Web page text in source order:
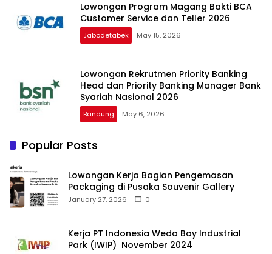
Lowongan Program Magang Bakti BCA
Customer Service dan Teller 2026
Jabodetabek May 15, 2026
Lowongan Rekrutmen Priority Banking
Head dan Priority Banking Manager Bank
Syariah Nasional 2026
Bandung May 6, 2026
Popular Posts
Lowongan Kerja Bagian Pengemasan
Packaging di Pusaka Souvenir Gallery
January 27, 2026 0
Kerja PT Indonesia Weda Bay Industrial
Park (IWIP) November 2024